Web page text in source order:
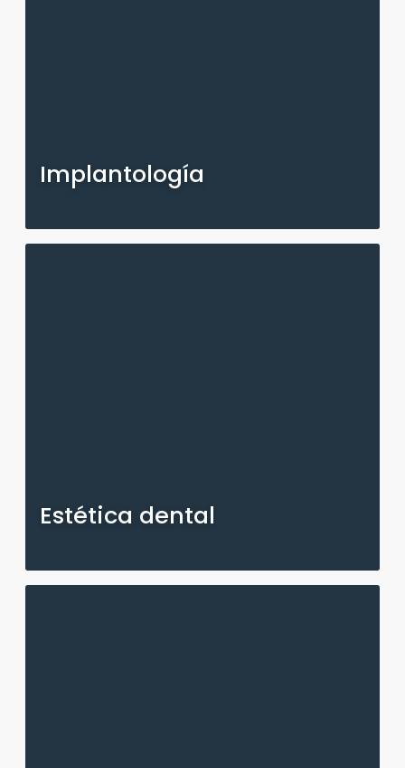
Implantología
Estética dental